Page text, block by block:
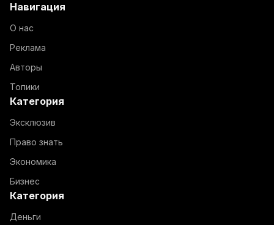
Навигация
О нас
Реклама
Авторы
Топики
Категория
Эксклюзив
Право знать
Экономика
Бизнес
Категория
Деньги